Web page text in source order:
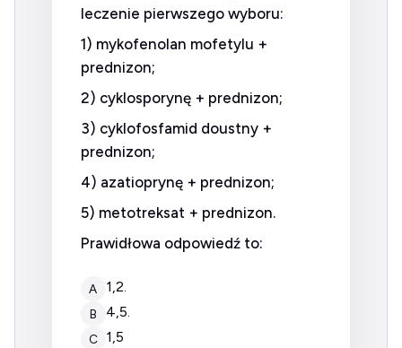
leczenie pierwszego wyboru:
1) mykofenolan mofetylu +
prednizon;
2) cyklosporynę + prednizon;
3) cyklofosfamid doustny +
prednizon;
4) azatioprynę + prednizon;
5) metotreksat + prednizon.
Prawidłowa odpowiedź to:
A 1,2.
B 4,5.
C 1,5